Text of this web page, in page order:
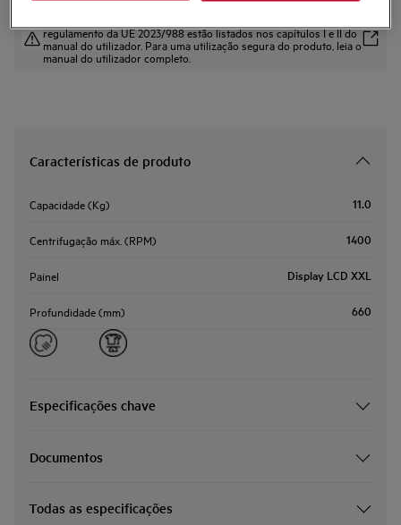
regulamento da UE 2023/988 estão listados nos capítulos I e II do
manual do utilizador. Para uma utilização segura do produto, leia o
manual do utilizador completo.
Características de produto
Capacidade (Kg) 11.0
Centrifugação máx. (RPM) 1400
Painel Display LCD XXL
Profundidade (mm) 660
Especificações chave
Documentos
Todas as especificações